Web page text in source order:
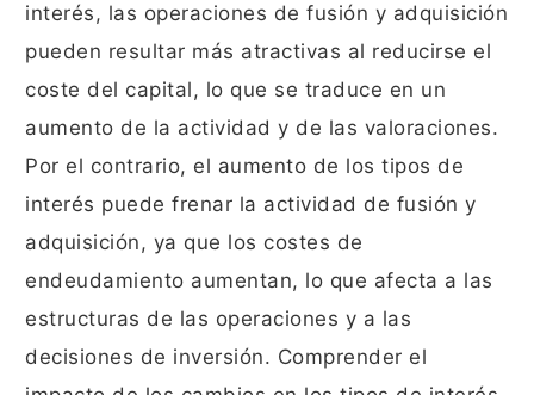
interés, las operaciones de fusión y adquisición
pueden resultar más atractivas al reducirse el
coste del capital, lo que se traduce en un
aumento de la actividad y de las valoraciones.
Por el contrario, el aumento de los tipos de
interés puede frenar la actividad de fusión y
adquisición, ya que los costes de
endeudamiento aumentan, lo que afecta a las
estructuras de las operaciones y a las
decisiones de inversión. Comprender el